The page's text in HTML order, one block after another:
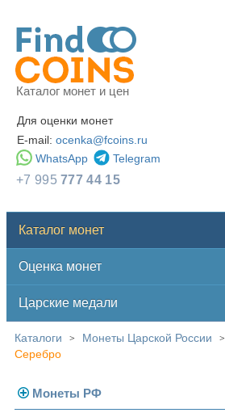
Каталог монет и цен
Для оценки монет
E-mail: ocenka@fcoins.ru
WhatsApp
Telegram
+7 995777 44 15
Каталог монет
Оценка монет
Царские медали
Каталоги > Монеты Царской России >
Серебро
Монеты РФ